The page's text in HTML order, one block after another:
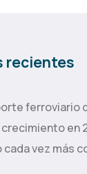
recientes
ferroviario
en
cada vez más